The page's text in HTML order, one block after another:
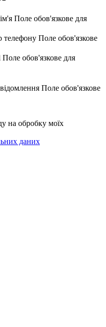
Поле обов'язкове для
телефону Поле обов'язкове
Поле обов'язкове для
Поле обов'язкове
на обробку моїх
даних